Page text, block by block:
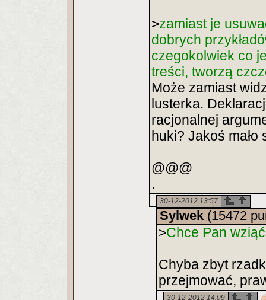
>zamiast je
dobrych
czegokolwiek co
treści, tworzą
Może zamiast
lusterka.
racjonalnej
huki? Jakoś mało
@@@
.
30-12-2012 13:57
Sylwek (15472
>Chce Pan
Chyba zbyt
przejmować,
30-12-2012 14:09